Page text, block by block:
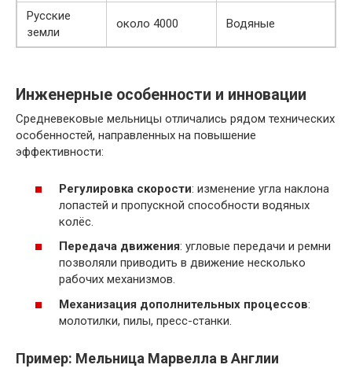
Русские
земли
около 4000 Водяные
Инженерные особенности и инновации
Средневековые мельницы отличались рядом технических
особенностей, направленных на повышение
эффективности:
Регулировка скорости: изменение угла наклона
лопастей и пропускной способности водяных
колёс.
Передача движения: угловые передачи и ремни
позволяли приводить в движение несколько
рабочих механизмов.
Механизация дополнительных процессов:
молотилки, пилы, пресс-станки.
Пример: Мельница Марвелла в Англии